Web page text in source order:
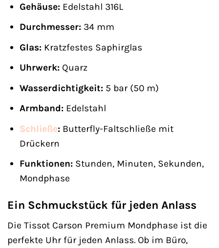
Gehäuse:Edelstahl 316L
Durchmesser:34 mm
Glas:Kratzfestes Saphirglas
Uhrwerk:Quarz
Wasserdichtigkeit:5 bar (50 m)
Armband:Edelstahl
Schließe:Butterfly-Faltschließe mit
Drückern
Funktionen:Stunden, Minuten, Sekunden,
Mondphase
Ein Schmuckstück für jeden Anlass
Die Tissot Carson Premium Mondphase ist die
perfekte Uhr für jeden Anlass. Ob im Büro,